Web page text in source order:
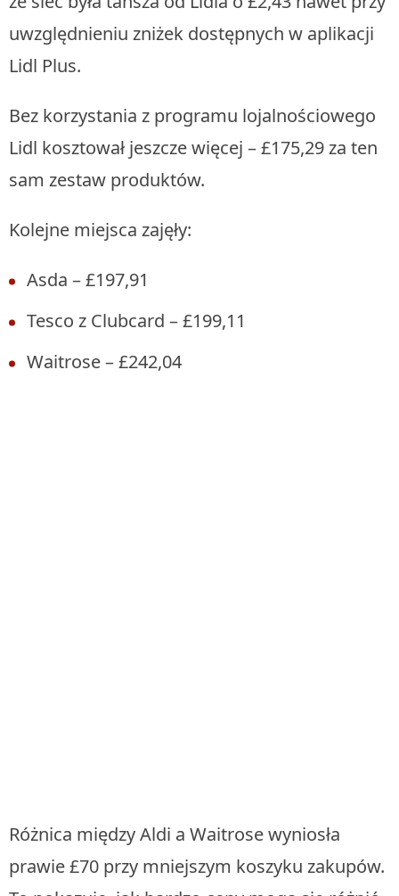
uwzględnieniu zniżek dostępnych w aplikacji
Lidl Plus.
Bez korzystania z programu lojalnościowego
Lidl kosztował jeszcze więcej – £175,29 za ten
sam zestaw produktów.
Kolejne miejsca zajęły:
Asda – £197,91
Tesco z Clubcard – £199,11
Waitrose – £242,04
Różnica między Aldi a Waitrose wyniosła
prawie £70 przy mniejszym koszyku zakupów.